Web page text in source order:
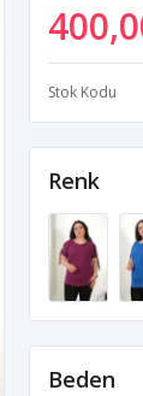
Stok Kodu
Renk
Beden